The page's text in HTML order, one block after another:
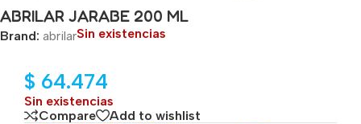
ABRILAR JARABE 200 ML
Brand: abrilarSin existencias
$ 64.474
Sin existencias
Compare
Add to wishlist